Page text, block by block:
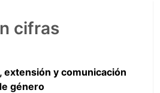
cifras
extensión y comunicación
género